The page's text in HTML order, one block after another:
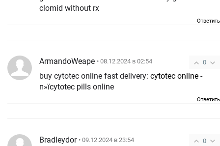
clomid without rx
Ответить
0
ArmandoWeape • 08.12.2024 в 02:54
buy cytotec online fast delivery: cytotec online -
п»їcytotec pills online
Ответить
0
Bradleydor • 09.12.2024 в 23:54